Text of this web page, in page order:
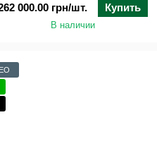
000.00 грн/шт. Купить
В наличии